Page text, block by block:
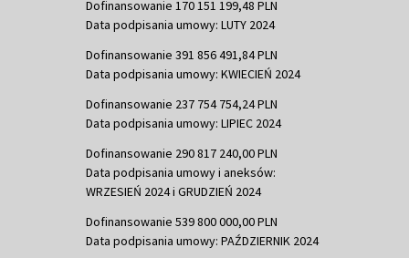
Dofinansowanie 170 151 199,48 PLN
Data podpisania umowy: LUTY 2024
Dofinansowanie 391 856 491,84 PLN
Data podpisania umowy: KWIECIEŃ 2024
Dofinansowanie 237 754 754,24 PLN
Data podpisania umowy: LIPIEC 2024
Dofinansowanie 290 817 240,00 PLN
Data podpisania umowy i aneksów:
WRZESIEŃ 2024 i GRUDZIEŃ 2024
Dofinansowanie 539 800 000,00 PLN
Data podpisania umowy: PAŹDZIERNIK 2024